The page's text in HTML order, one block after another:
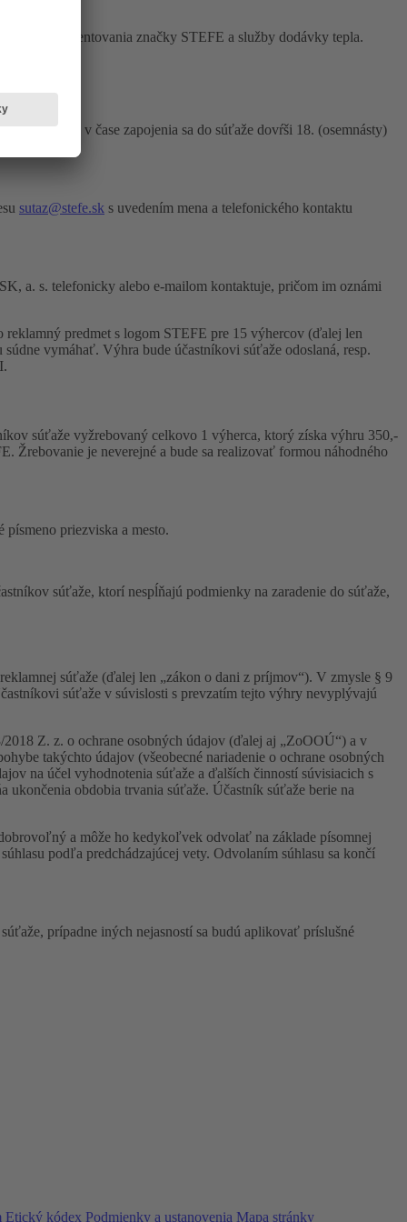
prezentovania značky STEFE a služby dodávky tepla.
úkony, v čase zapojenia sa do súťaže dovŕši 18. (osemnásty)
sutaz@stefe.sk s uvedením mena a telefonického kontaktu
a. s. telefonicky alebo e-mailom kontaktuje, pričom im oznámi
predmet s logom STEFE pre 15 výhercov (ďalej len
vymáhať. Výhra bude účastníkovi súťaže odoslaná, resp.
súťaže vyžrebovaný celkovo 1 výherca, ktorý získa výhru 350,-
Žrebovanie je neverejné a bude sa realizovať formou náhodného
priezviska a mesto.
súťaže, ktorí nespĺňajú podmienky na zaradenie do súťaže,
súťaže (ďalej len „zákon o dani z príjmov“). V zmysle § 9
súťaže v súvislosti s prevzatím tejto výhry nevyplývajú
Z. z. o ochrane osobných údajov (ďalej aj „ZoOOÚ“) a v
takýchto údajov (všeobecné nariadenie o ochrane osobných
na účel vyhodnotenia súťaže a ďalších činností súvisiacich s
ukončenia obdobia trvania súťaže. Účastník súťaže berie na
a môže ho kedykoľvek odvolať na základe písomnej
podľa predchádzajúcej vety. Odvolaním súhlasu sa končí
prípadne iných nejasností sa budú aplikovať príslušné
Etický kódex Podmienky a ustanovenia Mapa stránky